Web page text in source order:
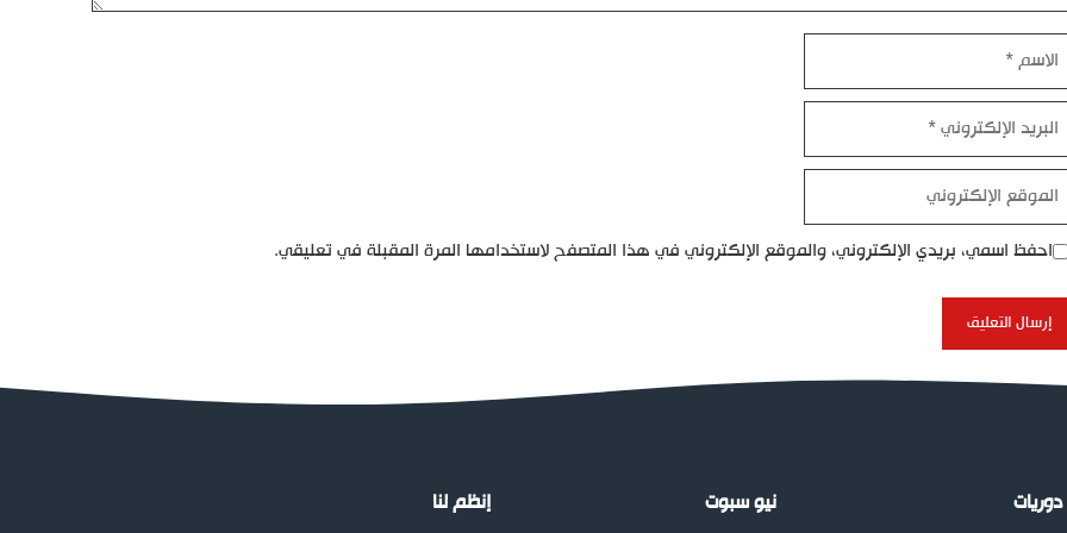
الاسم
البريد
الإلكتروني
الموقع
الإلكتروني
احفظ اسمي، بريدي الإلكتروني، والموقع الإلكتروني في هذا المتصفح لاستخدامها المرة المقبلة في تعليقي.
دوريات نيو سبوت إنظم لنا